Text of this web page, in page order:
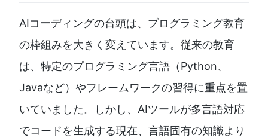
AIコーディングの台頭は、プログラミング教育
の枠組みを大きく変えています。従来の教育
は、特定のプログラミング言語（Python、
Javaなど）やフレームワークの習得に重点を置
いていました。しかし、AIツールが多言語対応
でコードを生成する現在、言語固有の知識より